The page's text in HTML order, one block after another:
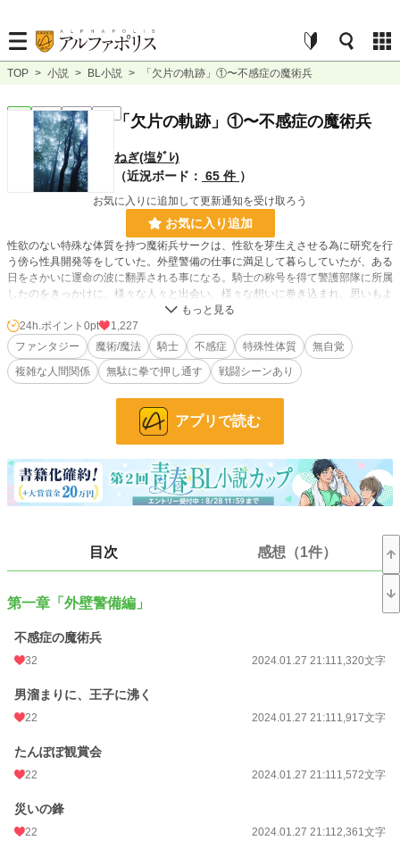
TOP > 小説 > BL小説 > 「欠片の軌跡」①〜不感症の魔術兵
完結 長編 「欠片の軌跡」①〜不感症の魔術兵
ねぎ(塩ﾀﾞﾚ)
（近況ボード： 65 件 ）
お気に入りに追加して更新通知を受け取ろう
お気に入り追加
性欲のない特殊な体質を持つ魔術兵サークは、性欲を芽生えさせる為に研究を行
う傍ら性具開発等をしていた。外壁警備の仕事に満足して暮らしていたが、ある
日をさかいに運命の波に翻弄される事になる。騎士の称号を得て警護部隊に所属
したのをきっかけに、様々な人々と出会い、様々な想いに巻き込まれ、思いもよ
らない運命をたどる事になる。その中でサークは性欲を芽生えさせる事が出来る
のか？みたいな話です。(大袈裟に言っているだけで、ただのエロありファンタ
ジー小説です。ちなみに☆マークはそういう事です（笑）
(以前のⒽﾏｰｸはモザイク処理をするので無くす予定です。)
※この小説は個人が趣味で細々書いているだけの物です。内容やストーリー展開
が読む方のご趣味に合わない事もございます。ご了承頂けますと幸いです。
※BL/R-18作品(特殊嗜好作品)となりますので無関係の不特定多数の方の目にと
BTQとBL/R-18作品を好む好まないは異なる事項となりますのでご理解頂けます
と幸いです。)
[「欠片の軌跡」2021年春に別サイトにて執筆開始]
228,833 位 / 228,833 件
更新日時
初回公開日時 2024.01.27 20:52
初回完結日時
週間ポイント
月間ポイント
24h.ポイント 0pt
1,227
ファンタジー
魔術/魔法 騎士 不感症 特殊性体質
無自覚
複雑な人間関係
無駄に拳で押し通す 戦闘シーンあり
アプリで読む
目次 感想（1件）
第一章「外壁警備編」
不感症の魔術兵
32 2024.01.27 21:111,320文字
男溜まりに、王子に沸く
22 2024.01.27 21:111,917文字
たんぽぽ観賞会
22 2024.01.27 21:111,572文字
災いの鋒
22 2024.01.27 21:112,361文字